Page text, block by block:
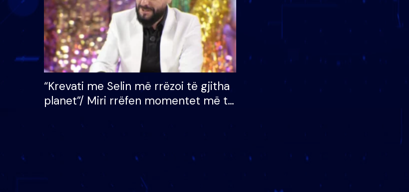
“Krevati me Selin më rrëzoi të gjitha
planet”/ Miri rrëfen momentet më të
mungojë zilja e mëngjesit kur…